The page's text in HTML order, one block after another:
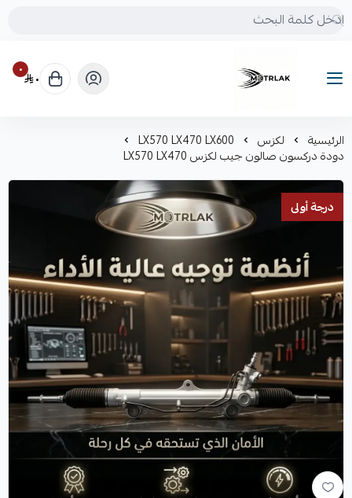
Motrlak
٠ ٠
الرئيسية لكزس LX570 LX470 LX600
دودة دركسون صالون جيب لكزس LX570 LX470
درجة أولى